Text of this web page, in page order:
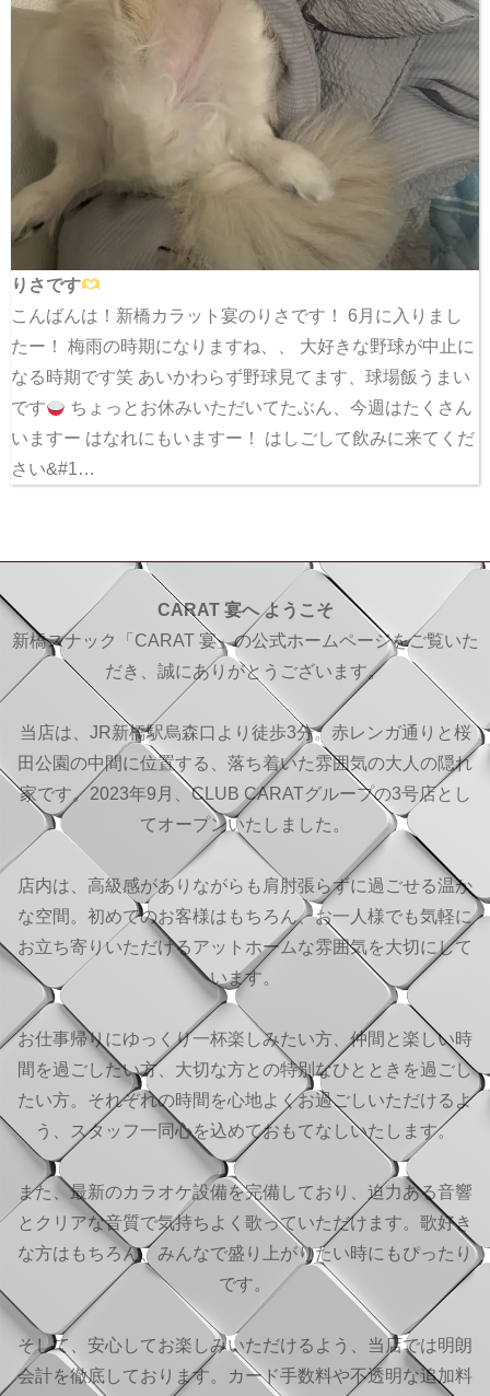
りさです
こんばんは！新橋カラット宴のりさです！ 6月に入りまし
たー！ 梅雨の時期になりますね、、 大好きな野球が中止に
なる時期です笑 あいかわらず野球見てます、球場飯うまい
です
ちょっとお休みいただいてたぶん、今週はたくさん
いますー はなれにもいますー！ はしごして飲みに来てくだ
さい&#1…
CARAT 宴へ ようこそ
新橋スナック「CARAT 宴」の公式ホームページをご覧いた
だき、誠にありがとうございます。
当店は、JR新橋駅烏森口より徒歩3分。赤レンガ通りと桜
田公園の中間に位置する、落ち着いた雰囲気の大人の隠れ
家です。2023年9月、CLUB CARATグループの3号店とし
てオープンいたしました。
店内は、高級感がありながらも肩肘張らずに過ごせる温か
な空間。初めてのお客様はもちろん、お一人様でも気軽に
お立ち寄りいただけるアットホームな雰囲気を大切にして
います。
お仕事帰りにゆっくり一杯楽しみたい方、仲間と楽しい時
間を過ごしたい方、大切な方との特別なひとときを過ごし
たい方。それぞれの時間を心地よくお過ごしいただけるよ
う、スタッフ一同心を込めておもてなしいたします。
また、最新のカラオケ設備を完備しており、迫力ある音響
とクリアな音質で気持ちよく歌っていただけます。歌好き
な方はもちろん、みんなで盛り上がりたい時にもぴったり
です。
そして、安心してお楽しみいただけるよう、当店では明朗
会計を徹底しております。カード手数料や不透明な追加料